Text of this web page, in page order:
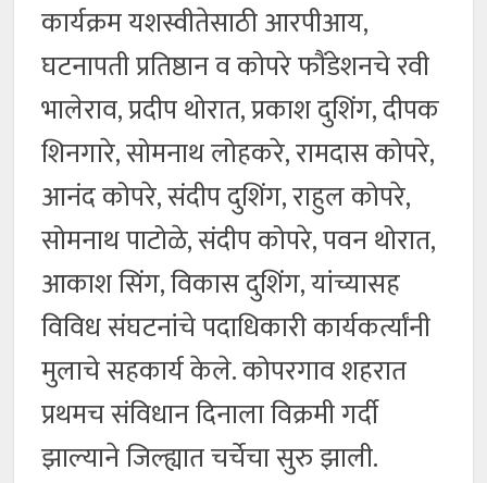
कार्यक्रम यशस्वीतेसाठी आरपीआय,
घटनापती प्रतिष्ठान व कोपरे फौंडेशनचे रवी
भालेराव, प्रदीप थोरात, प्रकाश दुशिंग, दीपक
शिनगारे, सोमनाथ लोहकरे, रामदास कोपरे,
आनंद कोपरे, संदीप दुशिंग, राहुल कोपरे,
सोमनाथ पाटोळे, संदीप कोपरे, पवन थोरात,
आकाश सिंग, विकास दुशिंग, यांच्यासह
विविध संघटनांचे पदाधिकारी कार्यकर्त्यांनी
मुलाचे सहकार्य केले. कोपरगाव शहरात
प्रथमच संविधान दिनाला विक्रमी गर्दी
झाल्याने जिल्ह्यात चर्चेचा सुरु झाली.